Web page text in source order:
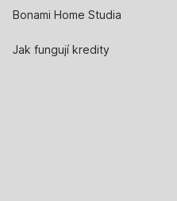
Bonami Home Studia
Jak fungují kredity